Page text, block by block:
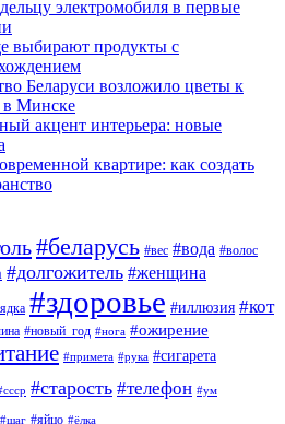
электромобиля в первые
выбирают продукты с
Беларуси возложило цветы к
Минске
акцент интерьера: новые
квартире: как создать
#беларусь #вес #вода #волос
#долгожитель #женщина
#здоровье #иллюзия #кот
#новый_год #нога #ожирение
#примета #рука #сигарета
#старость #телефон #ум
#шаг #яйцо #ёлка